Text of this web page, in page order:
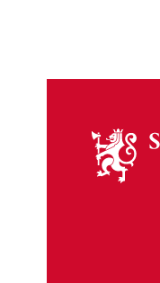
stortinget